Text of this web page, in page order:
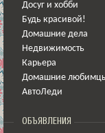
Досуг и хобби
Будь красивой!
Домашние дела
Недвижимость
Карьера
Домашние
АвтоЛеди
ОБЪЯВЛЕНИЯ